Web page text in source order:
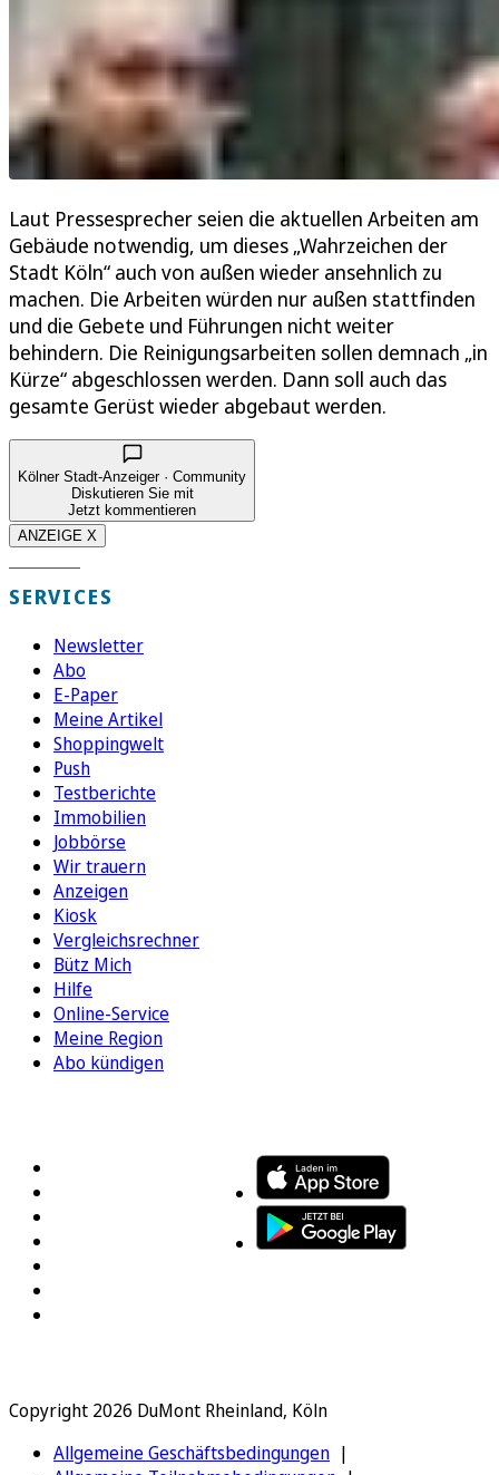
Laut Pressesprecher seien die aktuellen Arbeiten am
Gebäude notwendig, um dieses „Wahrzeichen der
Stadt Köln“ auch von außen wieder ansehnlich zu
machen. Die Arbeiten würden nur außen stattfinden
und die Gebete und Führungen nicht weiter
behindern. Die Reinigungsarbeiten sollen demnach „in
Kürze“ abgeschlossen werden. Dann soll auch das
gesamte Gerüst wieder abgebaut werden.
Kölner Stadt-Anzeiger · Community
Diskutieren Sie mit
Jetzt kommentieren
ANZEIGE X
SERVICES
Newsletter
Abo
E-Paper
Meine Artikel
Shoppingwelt
Push
Testberichte
Immobilien
Jobbörse
Wir trauern
Anzeigen
Kiosk
Vergleichsrechner
Bütz Mich
Hilfe
Online-Service
Meine Region
Abo kündigen
Copyright 2026 DuMont Rheinland, Köln
Allgemeine Geschäftsbedingungen